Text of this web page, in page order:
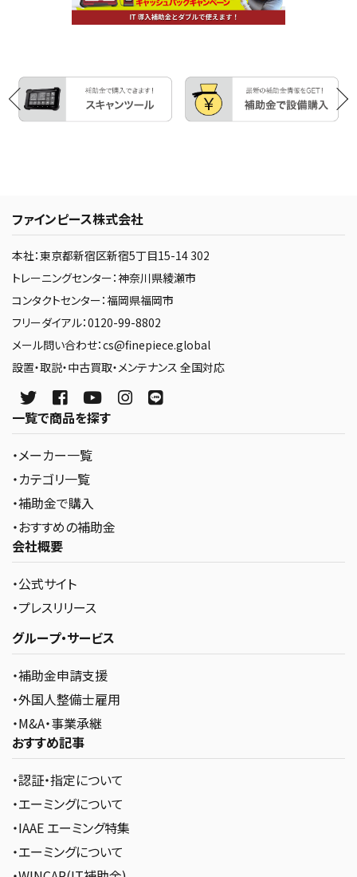
ファインピース株式会社
本社：東京都新宿区新宿5丁目15-14 302
トレーニングセンター：神奈川県綾瀬市
コンタクトセンター：福岡県福岡市
フリーダイアル：0120-99-8802
メール問い合わせ：cs@finepiece.global
設置・取説・中古買取・メンテナンス 全国対応
一覧で商品を探す
・メーカー一覧
・カテゴリ一覧
・補助金で購入
・おすすめの補助金
会社概要
・公式サイト
・プレスリリース
グループ・サービス
・補助金申請支援
・外国人整備士雇用
・M&A・事業承継
おすすめ記事
・認証・指定について
・エーミングについて
・IAAE エーミング特集
・エーミングについて